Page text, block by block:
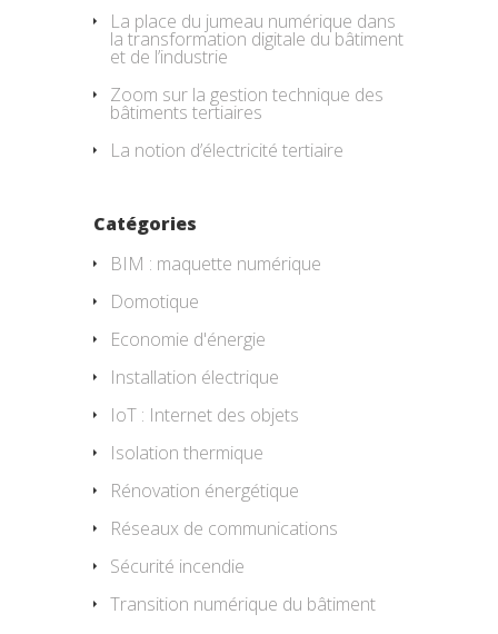
La place du jumeau numérique dans
la transformation digitale du bâtiment
et de l’industrie
Zoom sur la gestion technique des
bâtiments tertiaires
La notion d’électricité tertiaire
Catégories
BIM : maquette numérique
Domotique
Economie d'énergie
Installation électrique
IoT : Internet des objets
Isolation thermique
Rénovation énergétique
Réseaux de communications
Sécurité incendie
Transition numérique du bâtiment